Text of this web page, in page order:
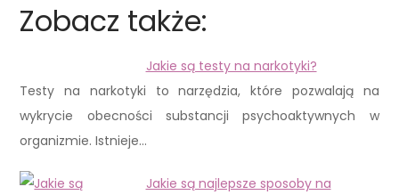
Zobacz także:
Jakie są testy na narkotyki?
Testy na narkotyki to narzędzia, które pozwalają na
wykrycie obecności substancji psychoaktywnych w
organizmie. Istnieje…
Jakie są najlepsze sposoby na